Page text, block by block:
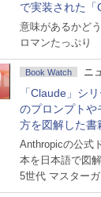
で実装された「
ジン
意味があるかど
ロマンたっぷり
Book Watch ニ
「Claude」シ
のプロンプトや
方を図解した書
Anthropicの公式
本を日本語で図
5世代 マスターガ